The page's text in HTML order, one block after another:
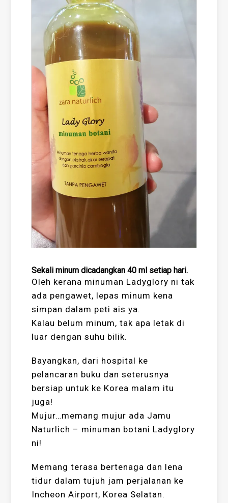
Sekali minum dicadangkan 40 ml setiap hari.
Oleh kerana minuman Ladyglory ni tak
ada pengawet, lepas minum kena
simpan dalam peti ais ya.
Kalau belum minum, tak apa letak di
luar dengan suhu bilik.
Bayangkan, dari hospital ke
pelancaran buku dan seterusnya
bersiap untuk ke Korea malam itu
juga!
Mujur…memang mujur ada Jamu
Naturlich – minuman botani Ladyglory
ni!
Memang terasa bertenaga dan lena
tidur dalam tujuh jam perjalanan ke
Incheon Airport, Korea Selatan.